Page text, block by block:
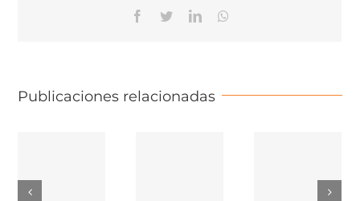
Facebook
TwitterLinkedinWhatsapp
Publicaciones relacionadas